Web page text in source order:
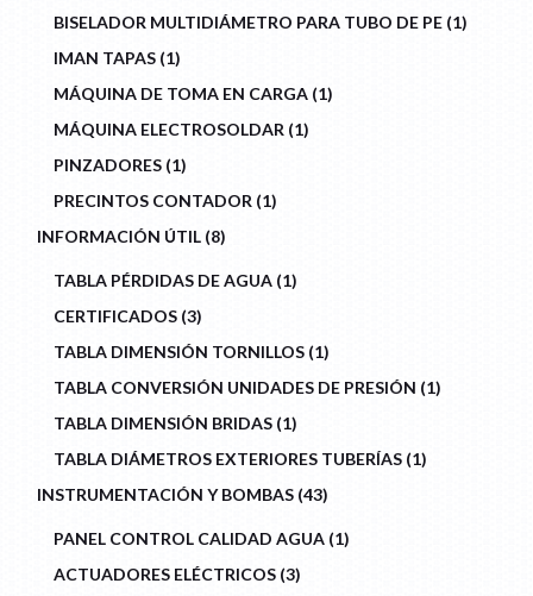
BISELADOR MULTIDIÁMETRO PARA TUBO DE PE 11
IMAN TAPAS 11
PRODUCT
MÁQUINA DE TOMA EN CARGA 11
PRODUCT
MÁQUINA ELECTROSOLDAR 11
PRODUCT
PINZADORES 11
PRODUCT
PRECINTOS CONTADOR 11
PRODUCT
INFORMACIÓN ÚTIL 88
PRODUCTS
TABLA PÉRDIDAS DE AGUA 11
PRODUCT
CERTIFICADOS 33
PRODUCTS
TABLA DIMENSIÓN TORNILLOS 11
PRODUCT
TABLA CONVERSIÓN UNIDADES DE PRESIÓN 11
PRODUCT
TABLA DIMENSIÓN BRIDAS 11
PRODUCT
TABLA DIÁMETROS EXTERIORES TUBERÍAS 11
PRODUCT
INSTRUMENTACIÓN Y BOMBAS 4343
PRODUCTS
PANEL CONTROL CALIDAD AGUA 11
PRODUCT
ACTUADORES ELÉCTRICOS 33
PRODUCTS